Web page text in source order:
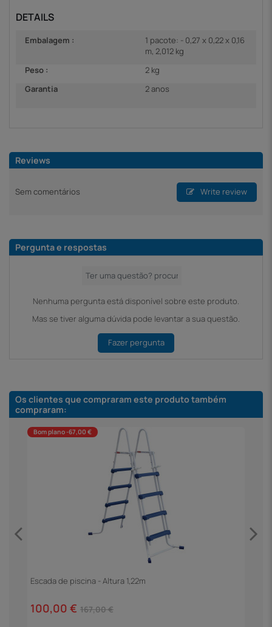
DETAILS
Embalagem :
1 pacote: - 0,27 x 0,22 x 0,16
m, 2,012 kg
Peso :
2 kg
Garantia
2 anos
Reviews
Sem comentários Write review
Pergunta e respostas
Nenhuma pergunta está disponível sobre este produto.
Mas se tiver alguma dúvida pode levantar a sua questão.
Fazer pergunta
Os clientes que compraram este produto também
compraram:
Bom plano -67,00 €
Escada de piscina - Altura 1,22m
100,00 € 167,00 €